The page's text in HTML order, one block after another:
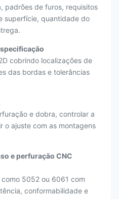
padrões de furos, requisitos
superfície, quantidade do
cobrindo localizações de
das bordas e tolerâncias
e dobra, controlar a
o ajuste com as montagens
e perfuração CNC
5052 ou 6061 com
conformabilidade e